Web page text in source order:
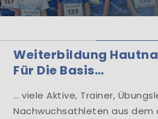
Herzlich
Learn
Weiterbildung
Für Die Basis…
… viele Aktive, Trainer,
Nachwuchsathleten aus dem